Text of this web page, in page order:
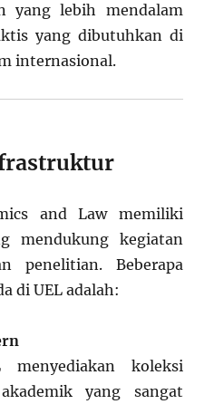
yang lebih mendalam
yang dibutuhkan di
internasional.
and Law memiliki
mendukung kegiatan
penelitian. Beberapa
di UEL adalah:
menyediakan koleksi
yang sangat